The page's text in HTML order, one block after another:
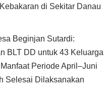
di Sekitar Danau
Beginjan Sutardi:
BLT DD untuk 43 Keluarga
Periode April–Juni
Selesai Dilaksanakan